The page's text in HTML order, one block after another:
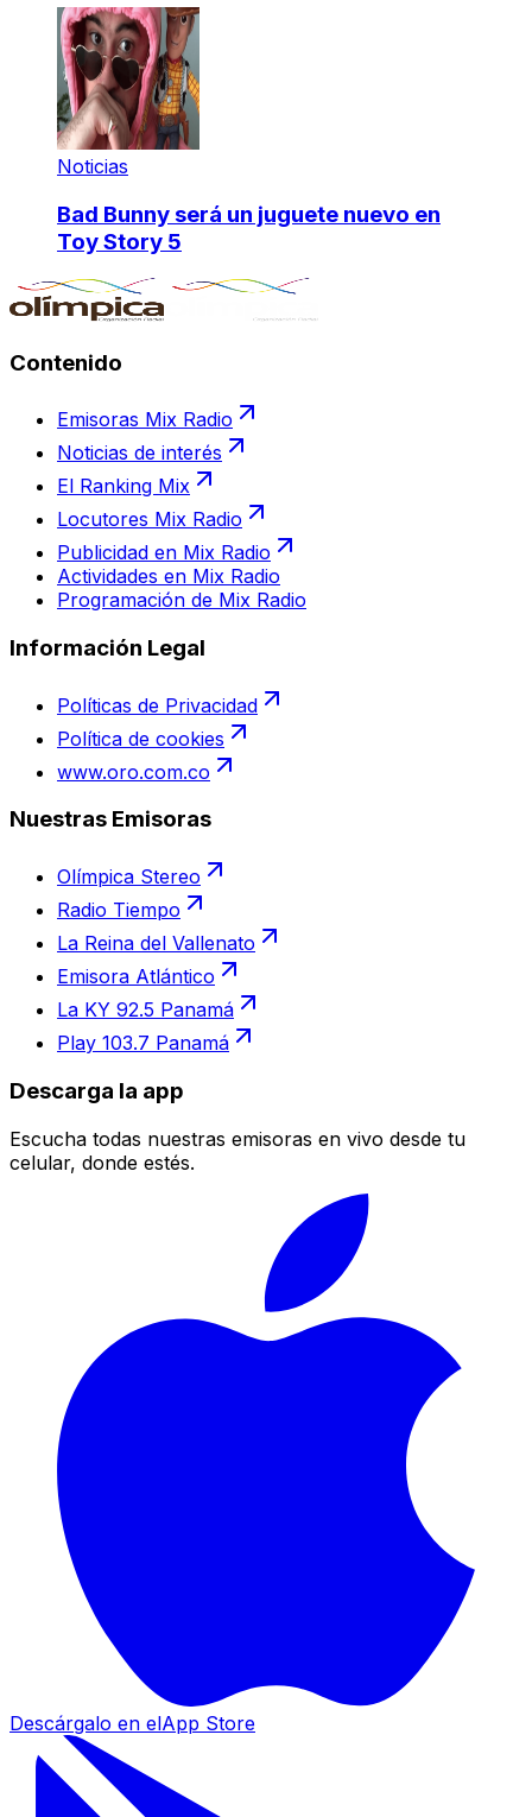
Noticias
Bad Bunny será un juguete nuevo en
Toy Story 5
Contenido
Emisoras Mix Radio
Noticias de interés
El Ranking Mix
Locutores Mix Radio
Publicidad en Mix Radio
Actividades en Mix Radio
Programación de Mix Radio
Información Legal
Políticas de Privacidad
Política de cookies
www.oro.com.co
Nuestras Emisoras
Olímpica Stereo
Radio Tiempo
La Reina del Vallenato
Emisora Atlántico
La KY 92.5 Panamá
Play 103.7 Panamá
Descarga la app
Escucha todas nuestras emisoras en vivo desde tu
celular, donde estés.
Descárgalo en elApp Store